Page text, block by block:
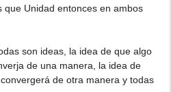
que Unidad entonces en ambos
son ideas, la idea de que algo
de una manera, la idea de
de otra manera y todas